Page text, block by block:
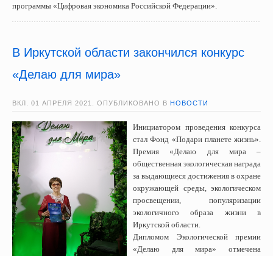
программы «Цифровая экономика Российской Федерации».
В Иркутской области закончился конкурс
«Делаю для мира»
ВКЛ. 01 АПРЕЛЯ 2021. ОПУБЛИКОВАНО В НОВОСТИ
Инициатором проведения конкурса
стал Фонд «Подари планете жизнь».
Премия «Делаю для мира –
общественная экологическая награда
за выдающиеся достижения в охране
окружающей среды, экологическом
просвещении, популяризации
экологичного образа жизни в
Иркутской области.
Дипломом Экологической премии
«Делаю для мира» отмечена